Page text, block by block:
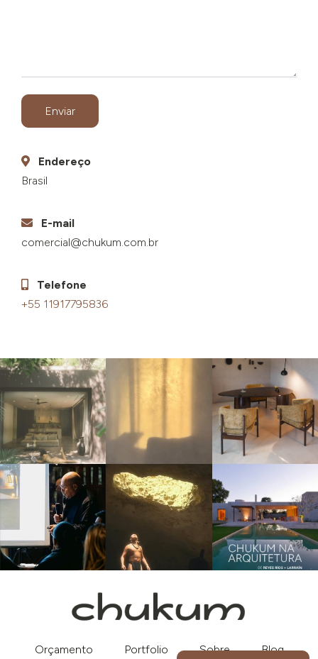
Enviar
Endereço
Brasil
E-mail
comercial@chukum.com.br
Telefone
+55 11917795836
Orçamento Portfolio Sobre Blog